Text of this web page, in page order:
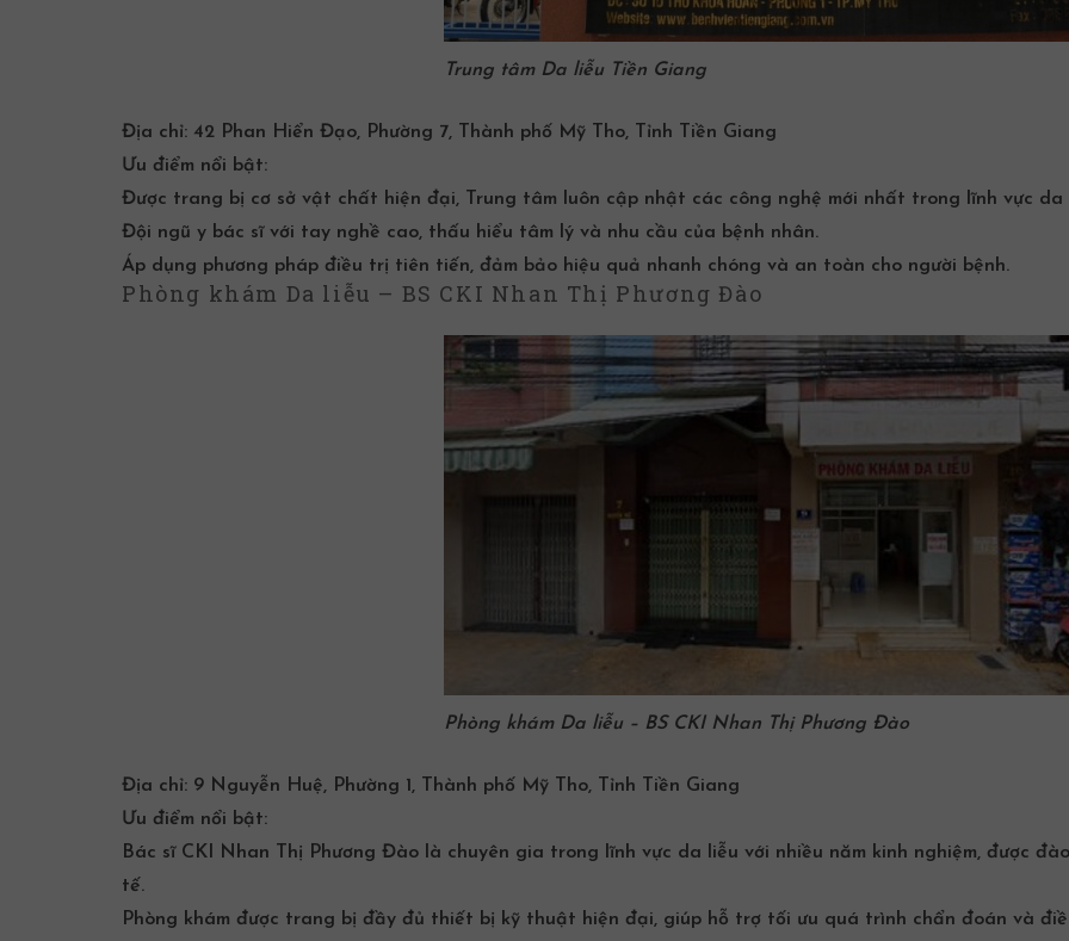
Trung tâm Da liễu Tiền Giang
Địa chỉ: 42 Phan Hiển Đạo, Phường 7, Thành phố Mỹ Tho, Tỉnh Tiền Giang
Ưu điểm nổi bật:
Được trang bị cơ sở vật chất hiện đại, Trung tâm luôn cập nhật các công nghệ mới nhất trong lĩnh vực da
Đội ngũ y bác sĩ với tay nghề cao, thấu hiểu tâm lý và nhu cầu của bệnh nhân.
Áp dụng phương pháp điều trị tiên tiến, đảm bảo hiệu quả nhanh chóng và an toàn cho người bệnh.
Phòng khám Da liễu – BS CKI Nhan Thị Phương Đào
Phòng khám Da liễu – BS CKI Nhan Thị Phương Đào
Địa chỉ: 9 Nguyễn Huệ, Phường 1, Thành phố Mỹ Tho, Tỉnh Tiền Giang
Ưu điểm nổi bật:
Bác sĩ CKI Nhan Thị Phương Đào là chuyên gia trong lĩnh vực da liễu với nhiều năm kinh nghiệm, được
tế.
Phòng khám được trang bị đầy đủ thiết bị kỹ thuật hiện đại, giúp hỗ trợ tối ưu quá trình chẩn đoán và